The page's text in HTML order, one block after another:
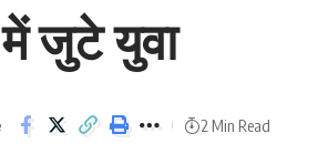
जुटे युवा
2 Min Read